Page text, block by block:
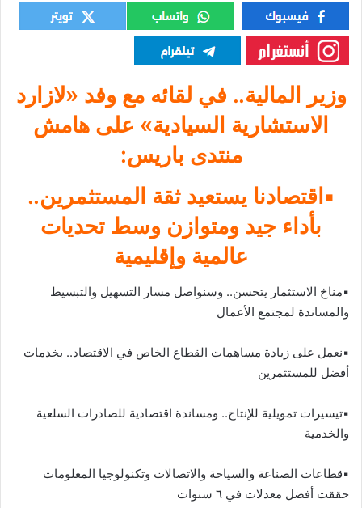
وزير المالية.. في لقائه مع وفد «لازارد
الاستشارية السيادية» على هامش
منتدى باريس:
▪︎اقتصادنا يستعيد ثقة المستثمرين..
بأداء جيد ومتوازن وسط تحديات
عالمية وإقليمية
▪︎مناخ الاستثمار يتحسن.. وسنواصل مسار التسهيل والتبسيط
والمساندة لمجتمع الأعمال
▪︎نعمل على زيادة مساهمات القطاع الخاص في الاقتصاد.. بخدمات
أفضل للمستثمرين
▪︎تيسيرات تمويلية للإنتاج.. ومساندة اقتصادية للصادرات السلعية
والخدمية
▪︎قطاعات الصناعة والسياحة والاتصالات وتكنولوجيا المعلومات
حققت أفضل معدلات في ٦ سنوات